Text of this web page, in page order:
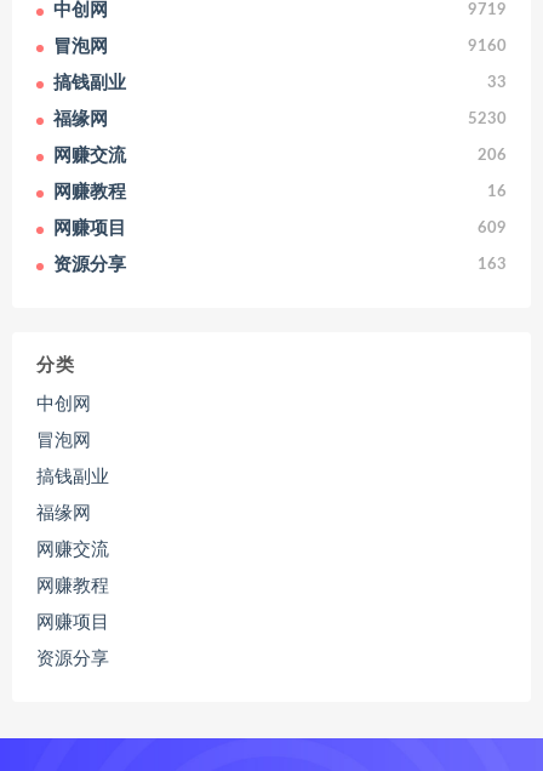
中创网 9719
冒泡网 9160
搞钱副业 33
福缘网 5230
网赚交流 206
网赚教程 16
网赚项目 609
资源分享 163
分类
中创网
冒泡网
搞钱副业
福缘网
网赚交流
网赚教程
网赚项目
资源分享